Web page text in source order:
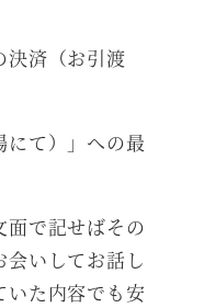
決済（お引渡
にて）」への最
面で記せばその
いしてお話し
いた内容でも安